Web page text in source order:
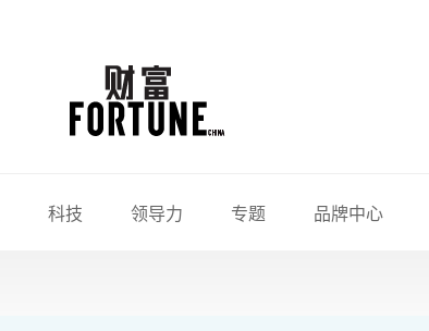
科技 领导力 专题 品牌中心